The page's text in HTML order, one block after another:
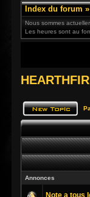
Index du forum »
Nous sommes
Les heures sont au
Annonces
Note a tous